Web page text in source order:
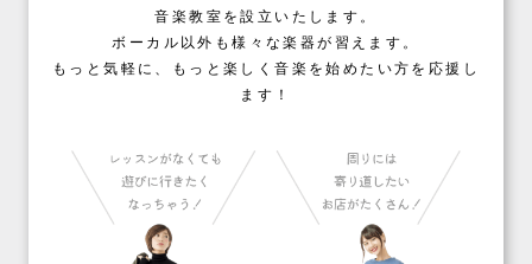
音楽教室を設立いたします。
ボーカル以外も様々な楽器が習えます。
もっと気軽に、もっと楽しく音楽を始めたい方を応援し
ます！